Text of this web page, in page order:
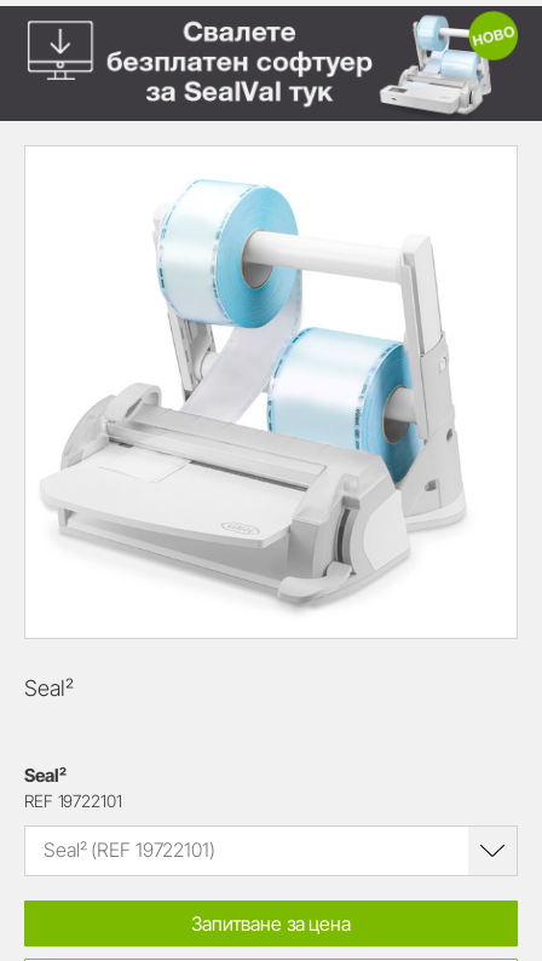
Seal²
Seal²
REF 19722101
Seal² (REF 19722101)
Запитване за цена